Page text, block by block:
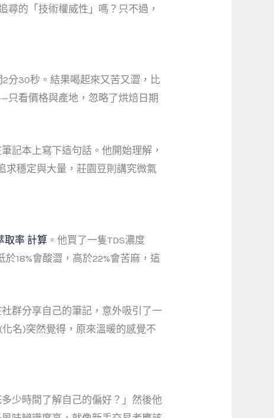
尋的「技術權威性」嗎？只不過，
2分30秒。結果喝起來又苦又澀，比
只看價格與產地，忽略了烘焙日期
記本上寫下這句話。他開始理解，
求穩定與大量，莊園豆則講究微氣
取率 計算 。他買了一隻TDS濃度
18%會酸澀，高於22%會苦麻，這
群分享自己的筆記，意外吸引了一
名)突然覺得，原來溫暖的感覺不
少時間了解自己的偏好？」然後他